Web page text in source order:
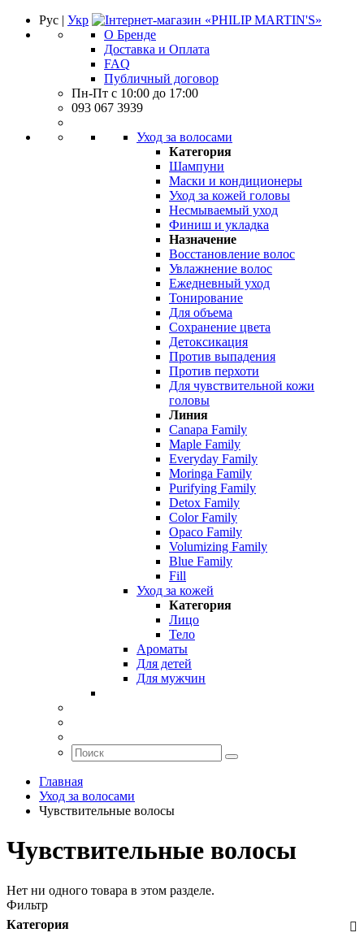
Рус | Укр
О Бренде
Доставка и Оплата
FAQ
Публичный договор
Пн-Пт с 10:00 до 17:00
093 067 3939
Уход за волосами
Категория
Шампуни
Маски и кондиционеры
Уход за кожей головы
Несмываемый уход
Финиш и укладка
Назначение
Восстановление волос
Увлажнение волос
Ежедневный уход
Тонирование
Для объема
Сохранение цвета
Детоксикация
Против выпадения
Против перхоти
Для чувствительной кожи
головы
Линия
Canapa Family
Maple Family
Everyday Family
Moringa Family
Purifying Family
Detox Family
Color Family
Opaco Family
Volumizing Family
Blue Family
Fill
Уход за кожей
Категория
Лицо
Тело
Ароматы
Для детей
Для мужчин
Главная
Уход за волосами
Чувствительные волосы
Чувствительные волосы
Нет ни одного товара в этом разделе.
Фильтр
Категория